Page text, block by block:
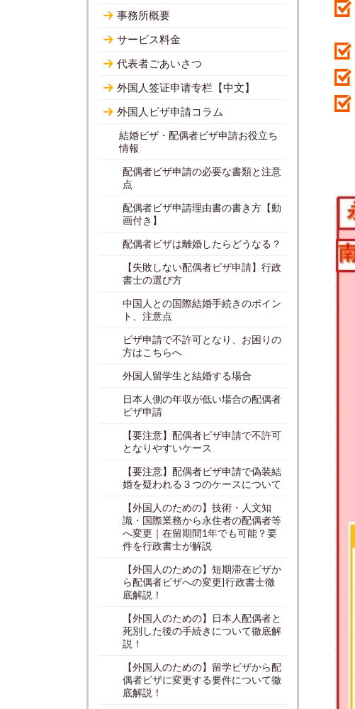
事務所概要
サービス料金
代表者ごあいさつ
外国人签证申请专栏【中文】
外国人ビザ申請コラム
結婚ビザ・配偶者ビザ申請お役立ち
情報
配偶者ビザ申請の必要な書類と注意
点
配偶者ビザ申請理由書の書き方【動
画付き】
配偶者ビザは離婚したらどうなる？
【失敗しない配偶者ビザ申請】行政
書士の選び方
中国人との国際結婚手続きのポイン
ト、注意点
ビザ申請で不許可となり、お困りの
方はこちらへ
外国人留学生と結婚する場合
日本人側の年収が低い場合の配偶者
ビザ申請
【要注意】配偶者ビザ申請で不許可
となりやすいケース
【要注意】配偶者ビザ申請で偽装結
婚を疑われる３つのケースについて
【外国人のための】技術・人文知
識・国際業務から永住者の配偶者等
へ変更｜在留期間1年でも可能？要
件を行政書士が解説
【外国人のための】短期滞在ビザか
ら配偶者ビザへの変更|行政書士徹
底解説！
【外国人のための】日本人配偶者と
死別した後の手続きについて徹底解
説！
【外国人のための】留学ビザから配
偶者ビザに変更する要件について徹
底解説！